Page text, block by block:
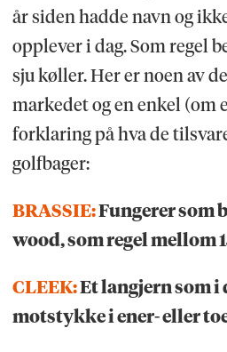
år siden hadde navn og
opplever i dag. Som regel
sju køller. Her er noen av
markedet og en enkel (om
forklaring på hva de
golfbager:
BRASSIE:Fungerer som
wood, som regel mellom
CLEEK:Et langjern som
motstykke i ener- eller